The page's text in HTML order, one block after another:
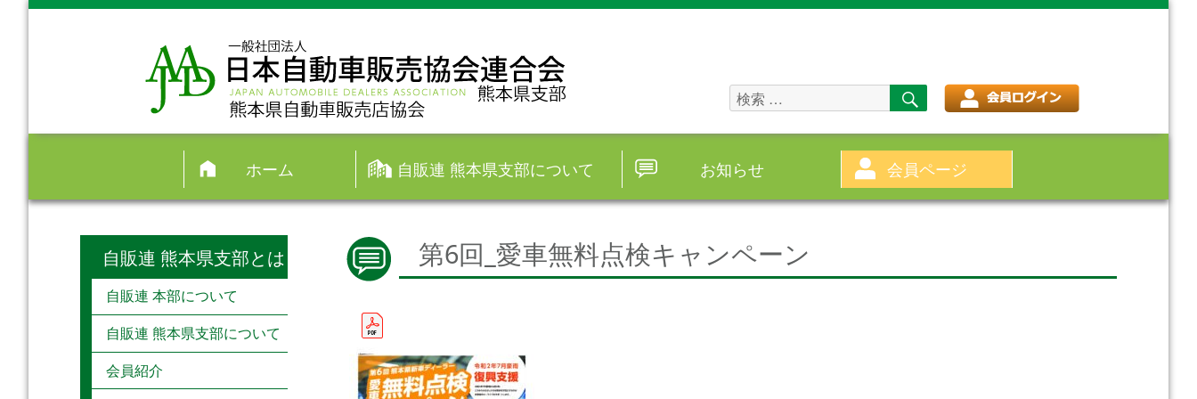
検
象:
検
索
ホーム 自販連 熊本県支部について お知らせ 会員ページ
第6回_愛車無料点検キャンペーン
自販連 熊本県支部とは
自販連 本部について
自販連 熊本県支部について
会員紹介